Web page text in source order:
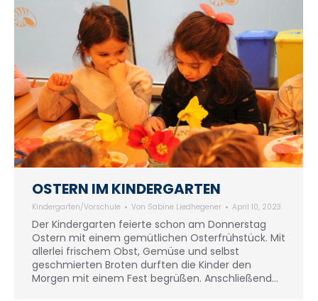
OSTERN IM KINDERGARTEN
Kindergarten/Vorschule Von Sabine Liedhegener April 10, 2023
Der Kindergarten feierte schon am Donnerstag
Ostern mit einem gemütlichen Osterfrühstück. Mit
allerlei frischem Obst, Gemüse und selbst
geschmierten Broten durften die Kinder den
Morgen mit einem Fest begrüßen. Anschließend…